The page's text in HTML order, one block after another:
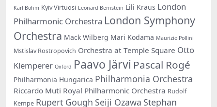
Karl Bohm Kyiv Virtuosi Leonard Bernstein Lili Kraus London
Philharmonic Orchestra London Symphony
Orchestra Mack Wilberg Mari Kodama Maurizio Pollini
Mstislav Rostropovich Orchestra at Temple Square Otto
Klemperer Oxford Paavo Järvi Pascal Rogé
Philharmonia Hungarica Philharmonia Orchestra
Riccardo Muti Royal Philharmonic Orchestra Rudolf
Kempe Rupert Gough Seiji Ozawa Stephan